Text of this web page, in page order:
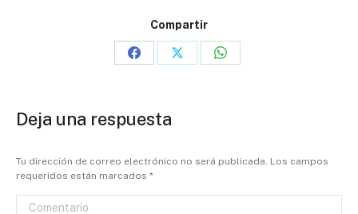
Compartir
Share
Facebook
Share Share
Deja una respuesta
Tu dirección de correo electrónico no será publicada. Los campos
requeridos están marcados *
Comentario